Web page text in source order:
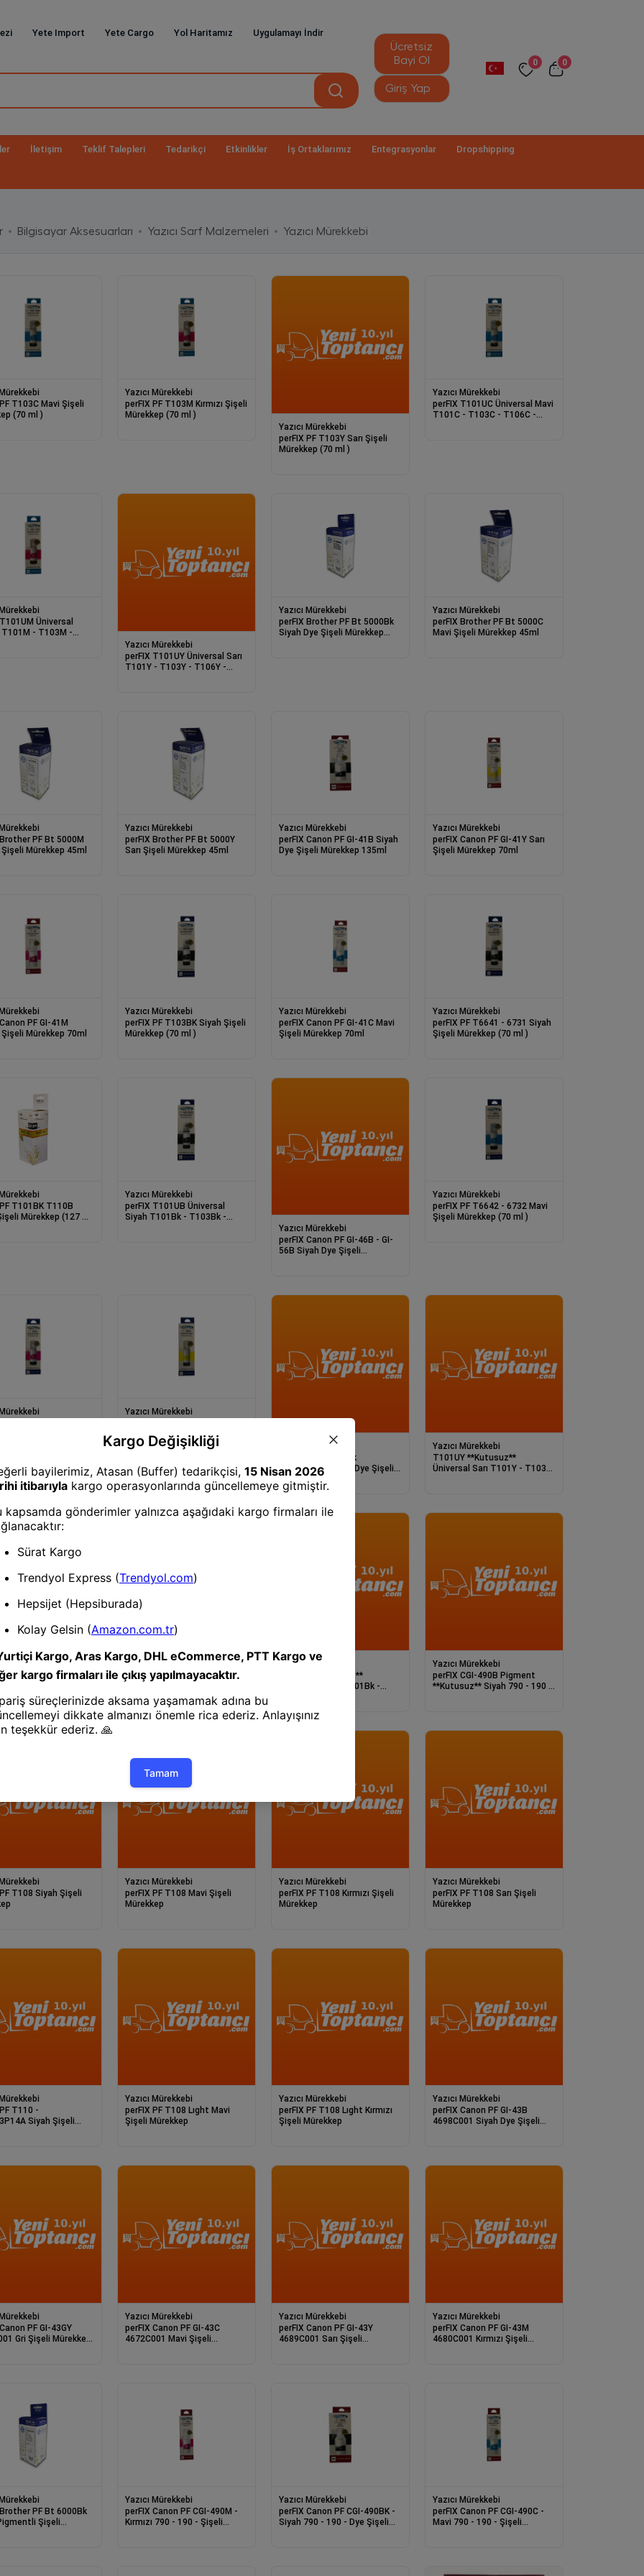
Yete Import Yete Cargo Yol Haritamız Uygulamayı İndir
Ücretsiz
Bayi Ol
Giriş Yap
0 0
İletişim Teklif Talepleri Tedarikçi Etkinlikler İş Ortaklarımız Entegrasyonlar Dropshipping
Bilgisayar Aksesuarları Yazıcı Sarf Malzemeleri Yazıcı Mürekkebi
Mavi Şişeli
(70 ml )
Yazıcı Mürekkebi
perFIX PF T103M Kırmızı Şişeli
Mürekkep (70 ml )
Yazıcı Mürekkebi
perFIX PF T103Y Sarı Şişeli
Mürekkep (70 ml )
Yazıcı Mürekkebi
perFIX T101UC Üniversal Mavi
T101C - T103C - T106C -
T101M - T103M -
Yazıcı Mürekkebi
perFIX T101UY Üniversal Sarı
T101Y - T103Y - T106Y -
Yazıcı Mürekkebi
perFIX Brother PF Bt 5000Bk
Siyah Dye Şişeli Mürekkep
Yazıcı Mürekkebi
perFIX Brother PF Bt 5000C
Mavi Şişeli Mürekkep 45ml
PF Bt 5000M
Kırmızı Şişeli Mürekkep 45ml
Yazıcı Mürekkebi
perFIX Brother PF Bt 5000Y
Sarı Şişeli Mürekkep 45ml
Yazıcı Mürekkebi
perFIX Canon PF GI-41B Siyah
Dye Şişeli Mürekkep 135ml
Yazıcı Mürekkebi
perFIX Canon PF GI-41Y Sarı
Şişeli Mürekkep 70ml
PF GI-41M
Kırmızı Şişeli Mürekkep 70ml
Yazıcı Mürekkebi
perFIX PF T103BK Siyah Şişeli
Mürekkep (70 ml )
Yazıcı Mürekkebi
perFIX Canon PF GI-41C Mavi
Şişeli Mürekkep 70ml
Yazıcı Mürekkebi
perFIX PF T6641 - 6731 Siyah
Şişeli Mürekkep (70 ml )
T110B
Mürekkep (127 ml
Yazıcı Mürekkebi
perFIX T101UB Üniversal
Siyah T101Bk - T103Bk -
Yazıcı Mürekkebi
perFIX Canon PF GI-46B - GI-
56B Siyah Dye Şişeli
Yazıcı Mürekkebi
perFIX PF T6642 - 6732 Mavi
Şişeli Mürekkep (70 ml )
Yazıcı Mürekkebi
Şişeli Mürekkep (70 ml )
Yazıcı Mürekkebi
Brother BT 5000Bk
**Kutusuz** Siyah Dye Şişeli
Mürekkep 135ml
Yazıcı Mürekkebi
T101UY **Kutusuz**
Üniversal Sarı T101Y - T103Y
Mürekkebi
- T106M - T112M
Yazıcı Mürekkebi
T101UC **Kutusuz**
T103C - T106C - T112C Mav
Yazıcı Mürekkebi
Yazıcı Mürekkebi
perFIX CGI-490B Pigment
**Kutusuz** Siyah 790 - 190 -
Siyah Şişeli
Yazıcı Mürekkebi
perFIX PF T108 Mavi Şişeli
Mürekkep
Yazıcı Mürekkebi
perFIX PF T108 Kırmızı Şişeli
Mürekkep
Yazıcı Mürekkebi
perFIX PF T108 Sarı Şişeli
Mürekkep
T110 -
Siyah Şişeli
Yazıcı Mürekkebi
perFIX PF T108 Lıght Mavi
Şişeli Mürekkep
Yazıcı Mürekkebi
perFIX PF T108 Lıght Kırmızı
Şişeli Mürekkep
Yazıcı Mürekkebi
perFIX Canon PF GI-43B
4698C001 Siyah Dye Şişeli
GI-43GY
Mürekkep
Yazıcı Mürekkebi
perFIX Canon PF GI-43C
4672C001 Mavi Şişeli
Yazıcı Mürekkebi
perFIX Canon PF GI-43Y
4689C001 Sarı Şişeli
Yazıcı Mürekkebi
perFIX Canon PF GI-43M
4680C001 Kırmızı Şişeli
PF Bt 6000Bk
Şişeli
Yazıcı Mürekkebi
perFIX Canon PF CGI-490M -
Kırmızı 790 - 190 - Şişeli
Yazıcı Mürekkebi
perFIX Canon PF CGI-490BK -
Siyah 790 - 190 - Dye Şişeli
Yazıcı Mürekkebi
perFIX Canon PF CGI-490C -
Mavi 790 - 190 - Şişeli